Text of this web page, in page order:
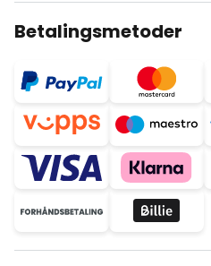
Betalingsmetoder